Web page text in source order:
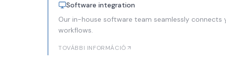
Software integration
Our in-house software team seamlessly
workflows.
TOVÁBBI INFORMÁCIÓ